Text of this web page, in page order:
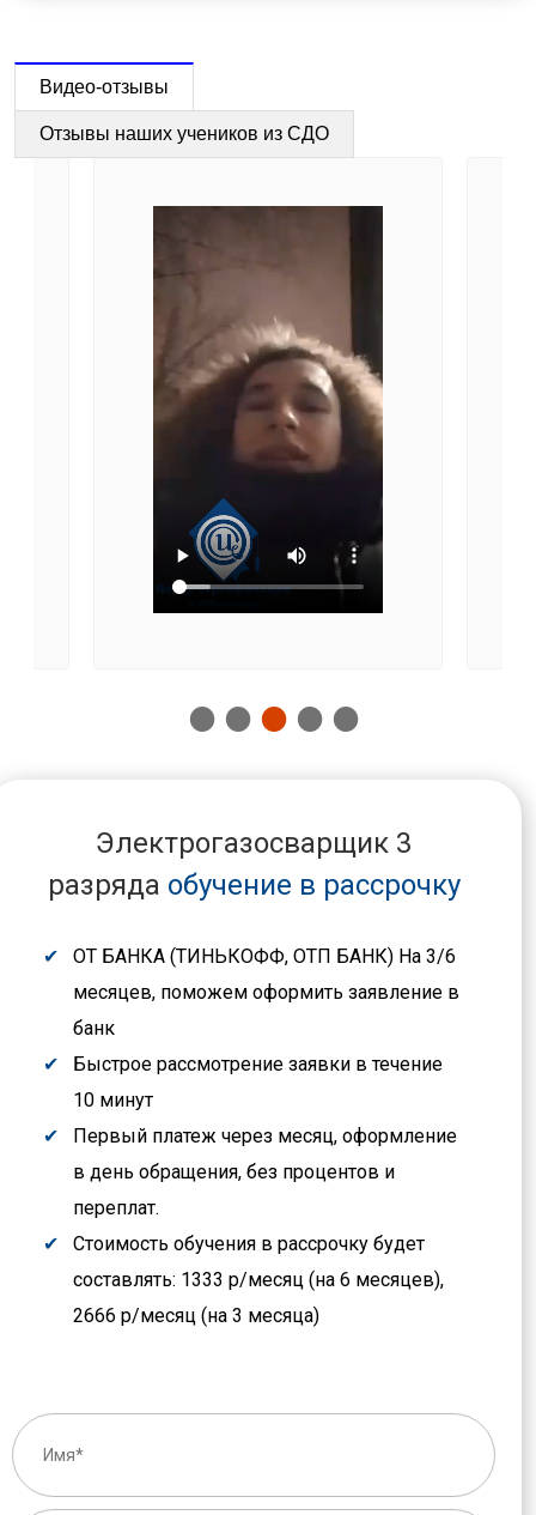
Видео-отзывы
Отзывы наших учеников из СДО
Электрогазосварщик 3
разряда обучение в рассрочку
ОТ БАНКА (ТИНЬКОФФ, ОТП БАНК) На 3/6
месяцев, поможем оформить заявление в
банк
Быстрое рассмотрение заявки в течение
10 минут
Первый платеж через месяц, оформление
в день обращения, без процентов и
переплат.
Стоимость обучения в рассрочку будет
составлять: 1333 р/месяц (на 6 месяцев),
2666 р/месяц (на 3 месяца)